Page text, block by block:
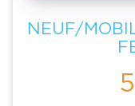
NEUF/